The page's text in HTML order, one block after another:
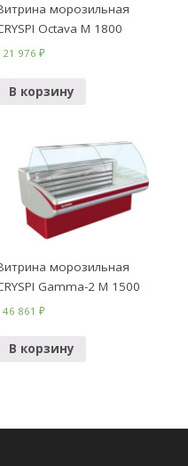
морозильная
Octava М 1800
976₽
В корзину
морозильная
Gamma-2 М 1500
861₽
В корзину